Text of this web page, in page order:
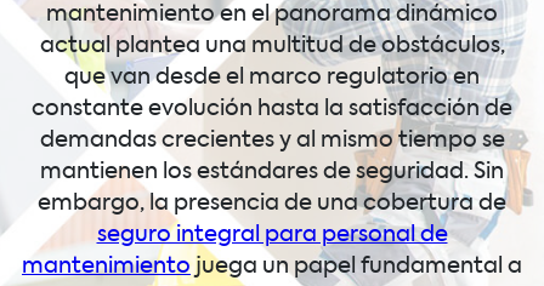
mantenimiento en el panorama dinámico
actual plantea una multitud de obstáculos,
que van desde el marco regulatorio en
constante evolución hasta la satisfacción de
demandas crecientes y al mismo tiempo se
mantienen los estándares de seguridad. Sin
embargo, la presencia de una cobertura de
seguro integral para personal de
mantenimientojuega un papel fundamental a